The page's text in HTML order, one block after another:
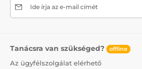
Ide írja az e-mail címét
Tanácsra van szükséged? offline
Az ügyfélszolgálat elérhető